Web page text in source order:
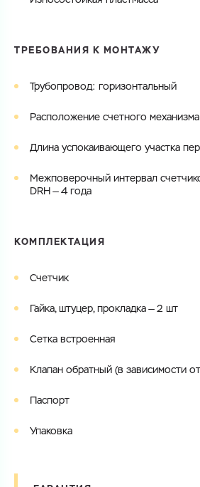
ТРЕБОВАНИЯ К МОНТАЖУ
Трубопровод: горизонтальный
Расположение счетного
Длина успокаивающего участка
Межповерочный интервал
DRH — 4 года
КОМПЛЕКТАЦИЯ
Счетчик
Гайка, штуцер, прокладка — 2 шт
Сетка встроенная
Клапан обратный (в зависимости
Паспорт
Упаковка